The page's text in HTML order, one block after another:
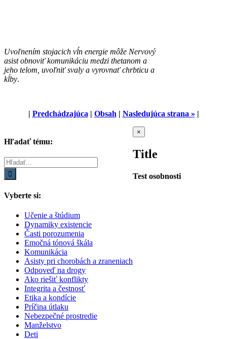
Uvoľnením stojacich vĺn energie môže Nervový
asist obnoviť komunikáciu medzi thetanom a
jeho telom, uvoľniť svaly a vyrovnať chrbticu a
kĺby.
| Predchádzajúca | Obsah | Nasledujúca strana » |
Hľadať tému:
Hľadať:
Vyberte si:
Učenie a štúdium
Dynamiky existencie
Časti porozumenia
Emočná tónová škála
Komunikácia
Asisty pri chorobách a zraneniach
Odpoveď na drogy
Ako riešiť konflikty
Integrita a čestnosť
Etika a kondície
Príčina útlaku
Nebezpečné prostredie
Manželstvo
Deti
Zatvoriť
rýchle
produktu
×
Title
Test osobnosti